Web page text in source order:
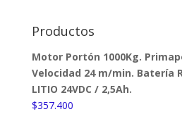
Productos
Motor Portón 1000Kg.
Velocidad 24 m/min. Batería
LITIO 24VDC / 2,5Ah.
$357.400